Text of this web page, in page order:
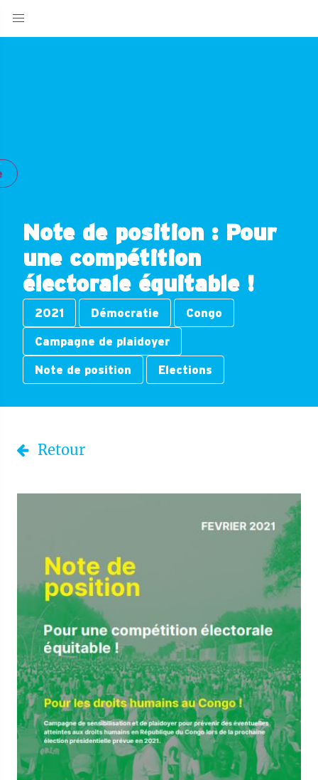
Note de position : Pour
une compétition
électorale équitable !
2021 Démocratie Congo
Campagne de plaidoyer
Note de position Elections
Retour